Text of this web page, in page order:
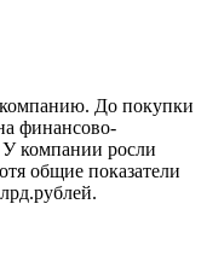
компанию. До покупки
финансово-
У компании росли
общие показатели